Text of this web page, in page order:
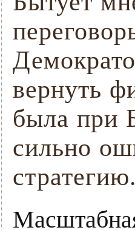
вернуть
была при
сильно
стратегию.